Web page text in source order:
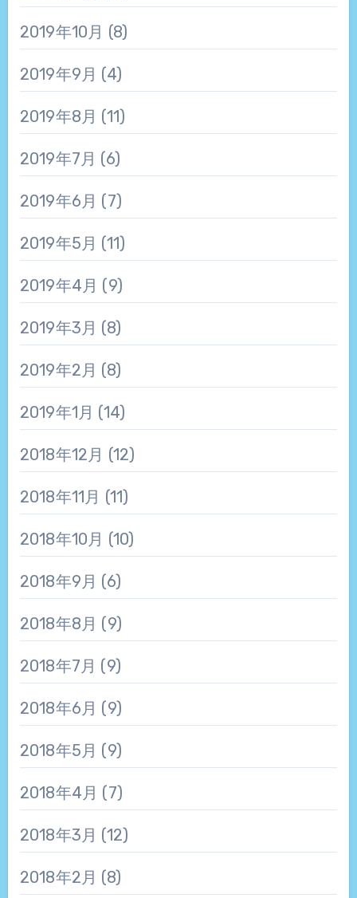
2019年10月 (8)
2019年9月 (4)
2019年8月 (11)
2019年7月 (6)
2019年6月 (7)
2019年5月 (11)
2019年4月 (9)
2019年3月 (8)
2019年2月 (8)
2019年1月 (14)
2018年12月 (12)
2018年11月 (11)
2018年10月 (10)
2018年9月 (6)
2018年8月 (9)
2018年7月 (9)
2018年6月 (9)
2018年5月 (9)
2018年4月 (7)
2018年3月 (12)
2018年2月 (8)